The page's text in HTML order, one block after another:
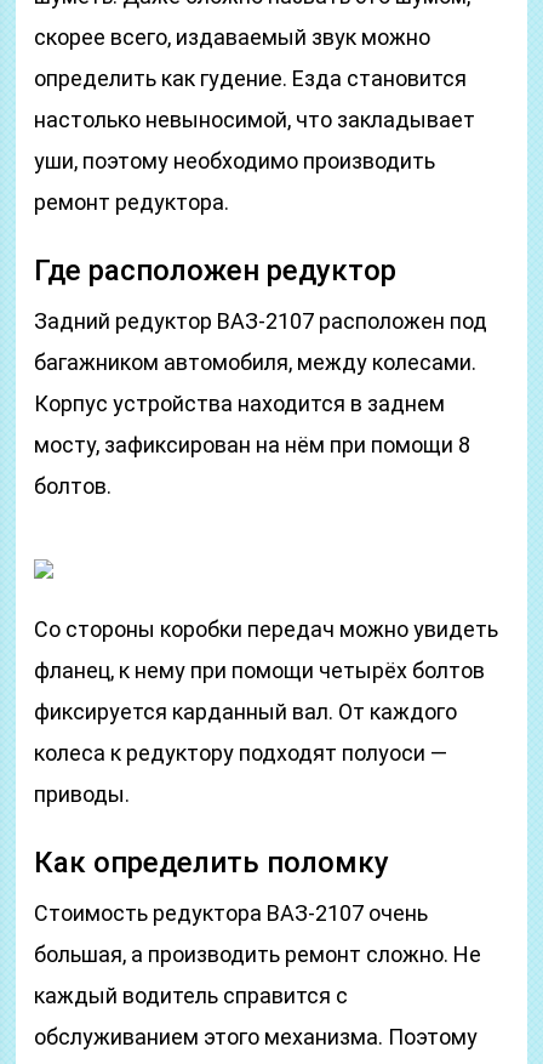
скорее всего, издаваемый звук можно
определить как гудение. Езда становится
настолько невыносимой, что закладывает
уши, поэтому необходимо производить
ремонт редуктора.
Где расположен редуктор
Задний редуктор ВАЗ-2107 расположен под
багажником автомобиля, между колесами.
Корпус устройства находится в заднем
мосту, зафиксирован на нём при помощи 8
болтов.
Со стороны коробки передач можно увидеть
фланец, к нему при помощи четырёх болтов
фиксируется карданный вал. От каждого
колеса к редуктору подходят полуоси —
приводы.
Как определить поломку
Стоимость редуктора ВАЗ-2107 очень
большая, а производить ремонт сложно. Не
каждый водитель справится с
обслуживанием этого механизма. Поэтому